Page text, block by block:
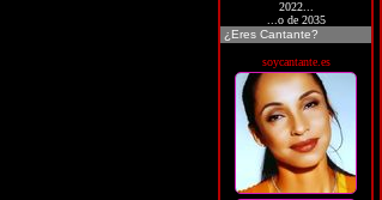
2022...
...o de 2035
¿Eres Cantante?
soycantante.es